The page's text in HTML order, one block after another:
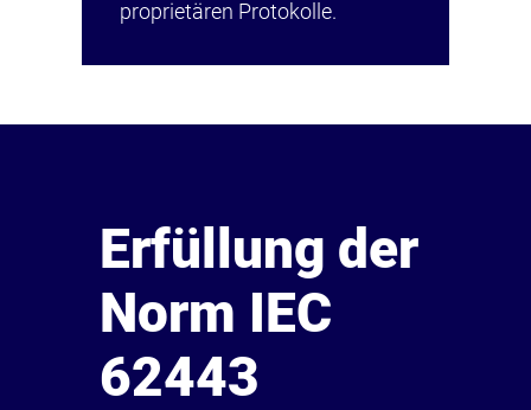
proprietären Protokolle.
Erfüllung der
Norm IEC
62443